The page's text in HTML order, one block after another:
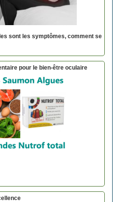
sont les symptômes, comment se
pour le bien-être oculaire